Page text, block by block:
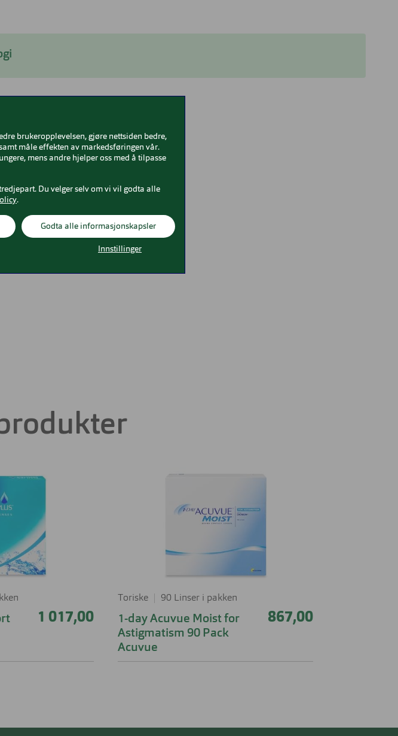
1 017,00
Toriske 90 Linser i pakken
1-day Acuvue Moist for
Astigmatism 90 Pack
Acuvue
867,00
brukeropplevelsen, gjøre nettsiden bedre,
måle effekten av markedsføringen vår.
mens andre hjelper oss med å tilpasse
Du velger selv om vi vil godta alle
.
Godta alle informasjonskapsler
Innstillinger